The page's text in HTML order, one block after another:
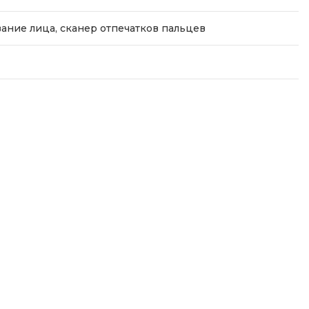
лица, сканер отпечатков пальцев